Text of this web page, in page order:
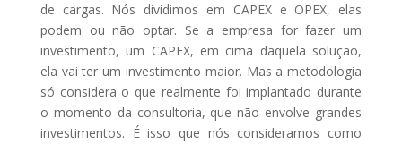
de cargas. Nós dividimos em CAPEX e OPEX, elas
podem ou não optar. Se a empresa for fazer um
investimento, um CAPEX, em cima daquela solução,
ela vai ter um investimento maior. Mas a metodologia
só considera o que realmente foi implantado durante
o momento da consultoria, que não envolve grandes
investimentos. É isso que nós consideramos como